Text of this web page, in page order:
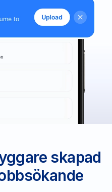
skapad